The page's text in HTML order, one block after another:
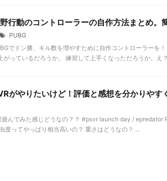
行動のコントローラーの自作方法まとめ。
PUBG
でドン勝、キル数を増やすために自作コントローラーを！
がっているだろうか。 練習して上手くなっただろうか。え
がやりたいけど！評価と感想を分かりやす
遊んでみた感じどうなの？？ #psvr launch day / epredator
度ってやっぱり相当高いの？ 重さはどうなの？ ...